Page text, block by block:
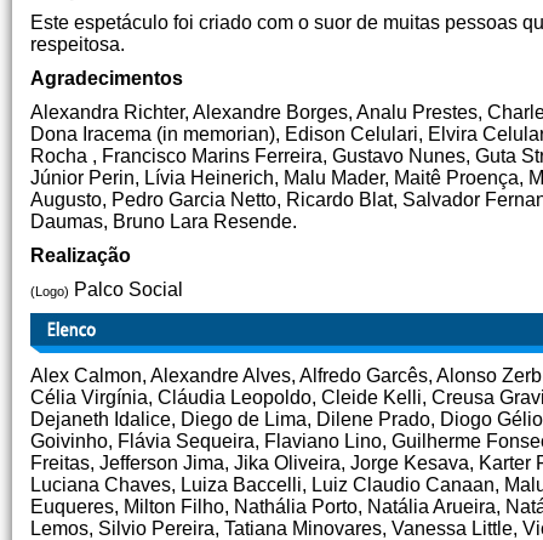
Este espetáculo foi criado com o suor de muitas pessoas
respeitosa.
Agradecimentos
Alexandra Richter, Alexandre Borges, Analu Prestes,
Dona Iracema (in memorian), Edison Celulari, Elvira
Rocha , Francisco Marins Ferreira, Gustavo Nunes, Guta
Júnior Perin, Lívia Heinerich, Malu Mader, Maitê Proença,
Augusto, Pedro Garcia Netto, Ricardo Blat, Salvador
Daumas, Bruno Lara Resende.
Realização
(Logo) Palco Social
Alex Calmon, Alexandre Alves, Alfredo Garcês, Alonso
Célia Virgínia, Cláudia Leopoldo, Cleide Kelli, Creusa
Dejaneth Idalice, Diego de Lima, Dilene Prado, Diogo
Goivinho, Flávia Sequeira, Flaviano Lino, Guilherme
Freitas, Jefferson Jima, Jika Oliveira, Jorge Kesava,
Luciana Chaves, Luiza Baccelli, Luiz Claudio Canaan,
Euqueres, Milton Filho, Nathália Porto, Natália Arueira,
Lemos, Silvio Pereira, Tatiana Minovares, Vanessa Little,